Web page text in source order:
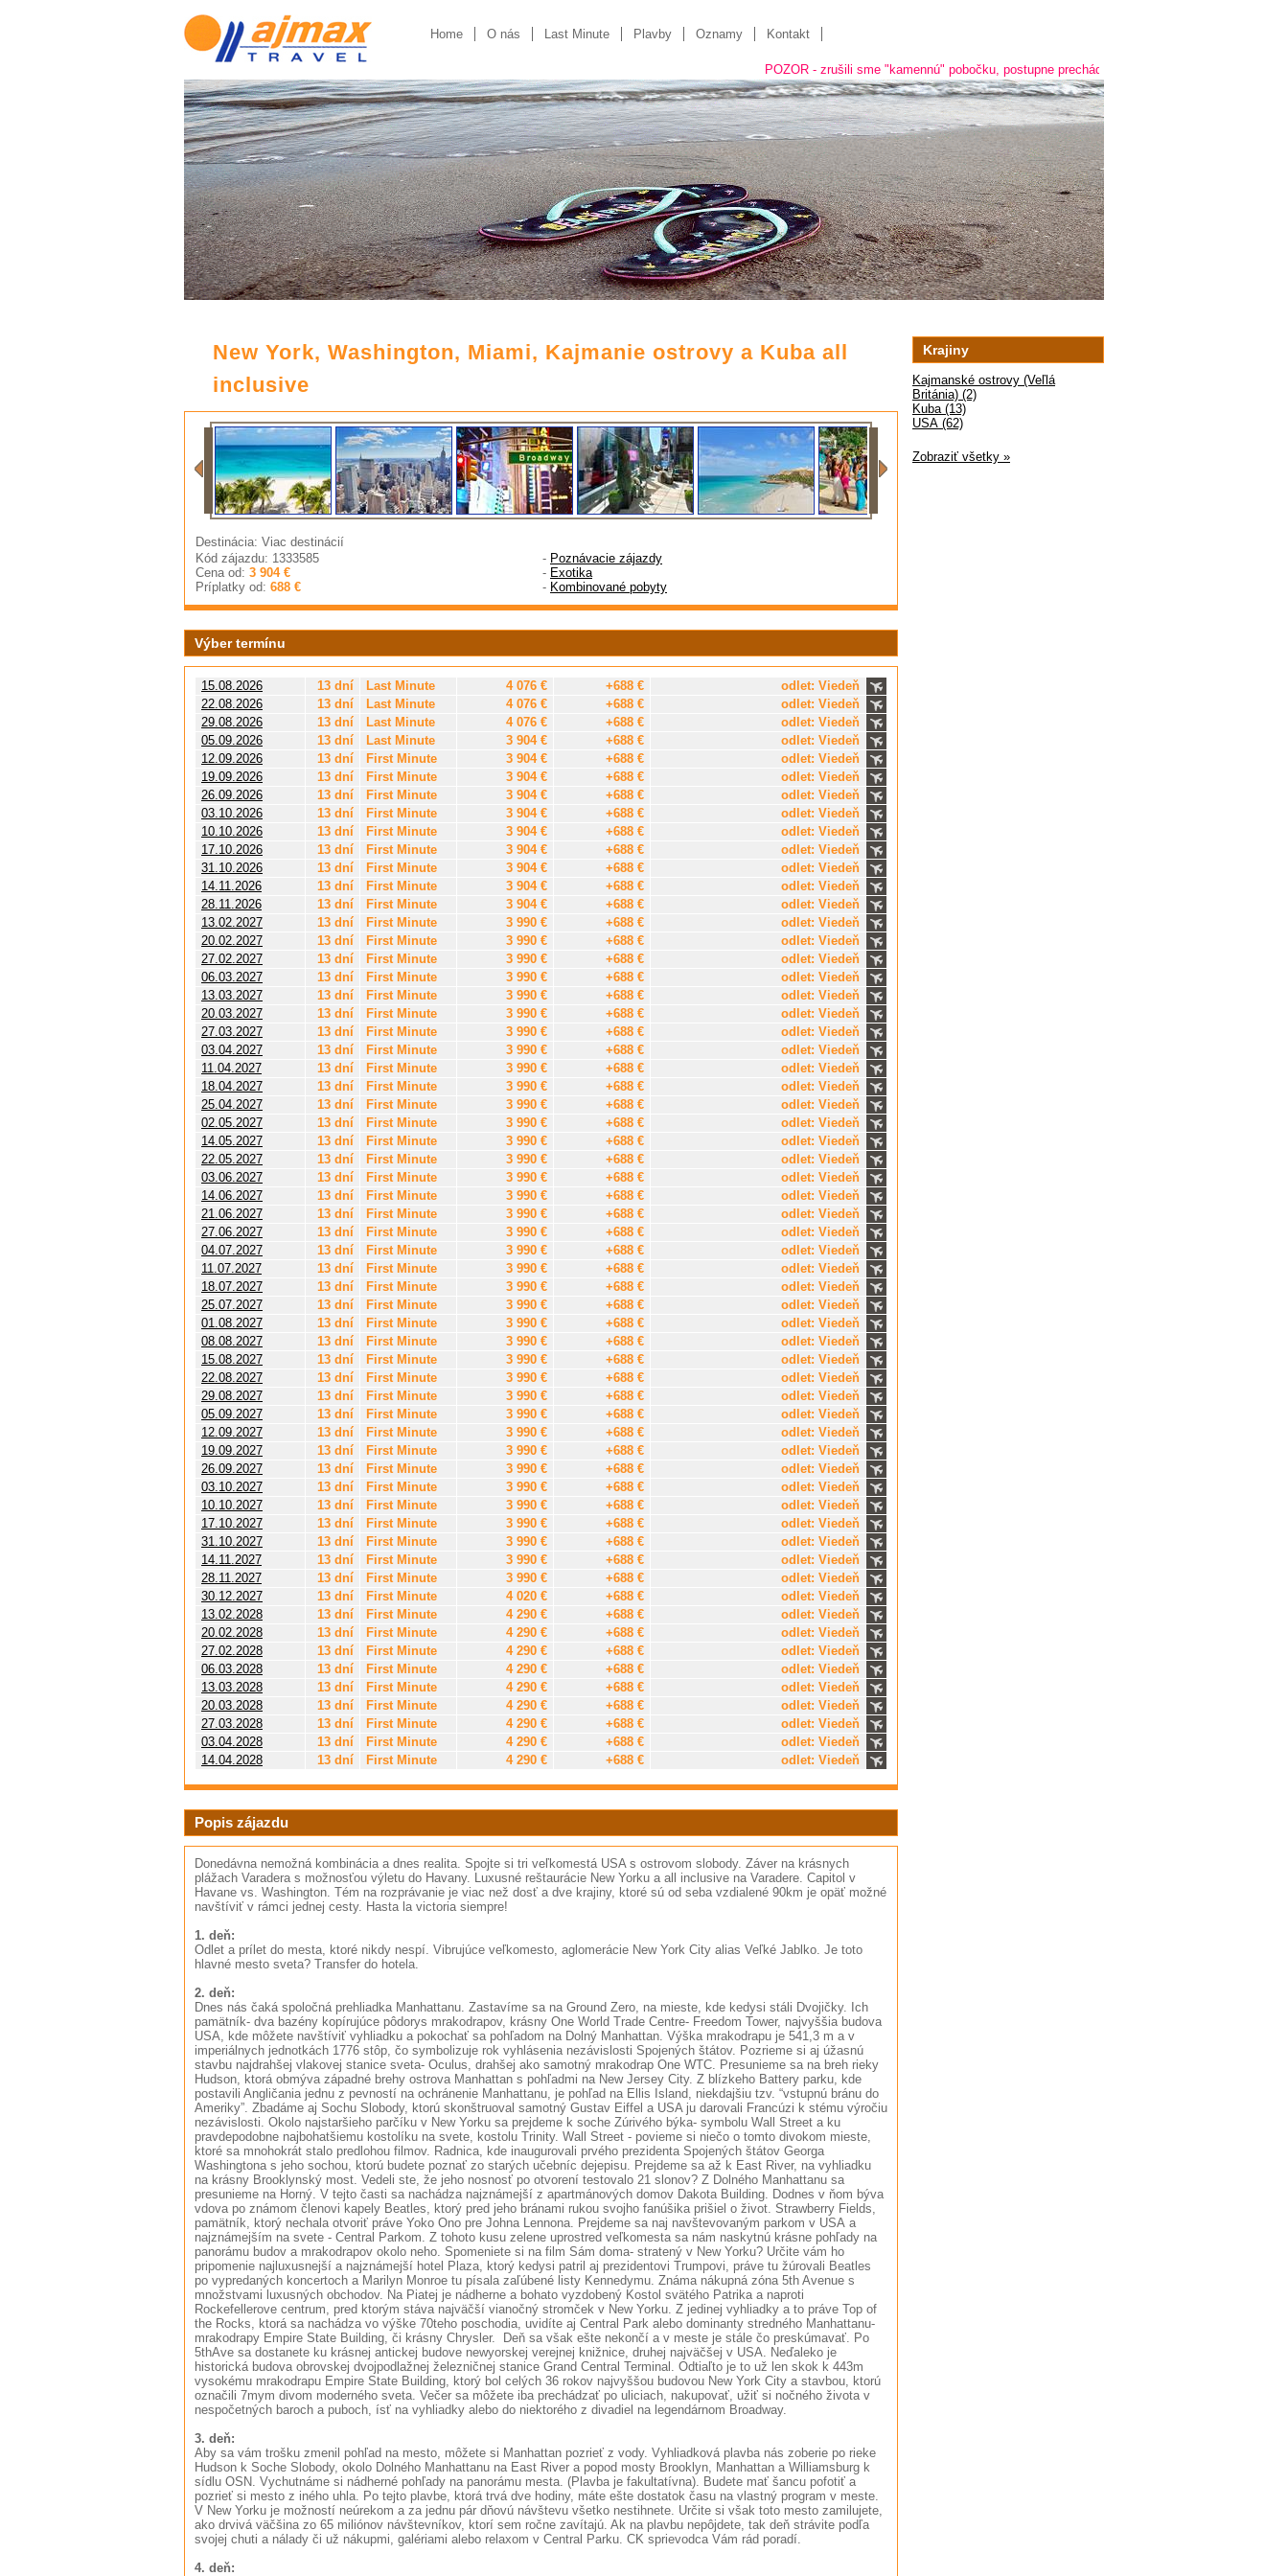
Home O nás Last Minute Plavby Oznamy Kontakt
POZOR - zrušili sme "kamennú" pobočku, postupne prechádzame na online predaj a predaj cez
New York, Washington, Miami, Kajmanie ostrovy a Kuba all
inclusive
Destinácia: Viac destinácií
Kód zájazdu: 1333585
Cena od: 3 904 €
Príplatky od: 688 €
- Poznávacie zájazdy
- Exotika
- Kombinované pobyty
Výber termínu
15.08.2026 13 dní Last Minute 4 076 € +688 €
odlet: Viedeň
22.08.2026
13 dní Last Minute 4 076 € +688 €
odlet: Viedeň
29.08.2026
13 dní Last Minute 4 076 € +688 €
odlet: Viedeň
05.09.2026
13 dní Last Minute 3 904 € +688 €
odlet: Viedeň
12.09.2026
13 dní First Minute 3 904 € +688 €
odlet: Viedeň
19.09.2026
13 dní First Minute 3 904 € +688 €
odlet: Viedeň
26.09.2026
13 dní First Minute 3 904 € +688 €
odlet: Viedeň
03.10.2026
13 dní First Minute 3 904 € +688 €
odlet: Viedeň
10.10.2026
13 dní First Minute 3 904 € +688 €
odlet: Viedeň
17.10.2026
13 dní First Minute 3 904 € +688 €
odlet: Viedeň
31.10.2026
13 dní First Minute 3 904 € +688 €
odlet: Viedeň
14.11.2026
13 dní First Minute 3 904 € +688 €
odlet: Viedeň
28.11.2026
13 dní First Minute 3 904 € +688 €
odlet: Viedeň
13.02.2027
13 dní First Minute 3 990 € +688 €
odlet: Viedeň
20.02.2027
13 dní First Minute 3 990 € +688 €
odlet: Viedeň
27.02.2027
13 dní First Minute 3 990 € +688 €
odlet: Viedeň
06.03.2027
13 dní First Minute 3 990 € +688 €
odlet: Viedeň
13.03.2027
13 dní First Minute 3 990 € +688 €
odlet: Viedeň
20.03.2027
13 dní First Minute 3 990 € +688 €
odlet: Viedeň
27.03.2027
13 dní First Minute 3 990 € +688 €
odlet: Viedeň
03.04.2027
13 dní First Minute 3 990 € +688 €
odlet: Viedeň
11.04.2027
13 dní First Minute 3 990 € +688 €
odlet: Viedeň
18.04.2027
13 dní First Minute 3 990 € +688 €
odlet: Viedeň
25.04.2027
13 dní First Minute 3 990 € +688 €
odlet: Viedeň
02.05.2027
13 dní First Minute 3 990 € +688 €
odlet: Viedeň
14.05.2027
13 dní First Minute 3 990 € +688 €
odlet: Viedeň
22.05.2027
13 dní First Minute 3 990 € +688 €
odlet: Viedeň
03.06.2027
13 dní First Minute 3 990 € +688 €
odlet: Viedeň
14.06.2027
13 dní First Minute 3 990 € +688 €
odlet: Viedeň
21.06.2027
13 dní First Minute 3 990 € +688 €
odlet: Viedeň
27.06.2027
13 dní First Minute 3 990 € +688 €
odlet: Viedeň
04.07.2027
13 dní First Minute 3 990 € +688 €
odlet: Viedeň
11.07.2027
13 dní First Minute 3 990 € +688 €
odlet: Viedeň
18.07.2027
13 dní First Minute 3 990 € +688 €
odlet: Viedeň
25.07.2027
13 dní First Minute 3 990 € +688 €
odlet: Viedeň
01.08.2027
13 dní First Minute 3 990 € +688 €
odlet: Viedeň
08.08.2027
13 dní First Minute 3 990 € +688 €
odlet: Viedeň
15.08.2027
13 dní First Minute 3 990 € +688 €
odlet: Viedeň
22.08.2027
13 dní First Minute 3 990 € +688 €
odlet: Viedeň
29.08.2027
13 dní First Minute 3 990 € +688 €
odlet: Viedeň
05.09.2027
13 dní First Minute 3 990 € +688 €
odlet: Viedeň
12.09.2027
13 dní First Minute 3 990 € +688 €
odlet: Viedeň
19.09.2027
13 dní First Minute 3 990 € +688 €
odlet: Viedeň
26.09.2027
13 dní First Minute 3 990 € +688 €
odlet: Viedeň
03.10.2027
13 dní First Minute 3 990 € +688 €
odlet: Viedeň
10.10.2027
13 dní First Minute 3 990 € +688 €
odlet: Viedeň
17.10.2027
13 dní First Minute 3 990 € +688 €
odlet: Viedeň
31.10.2027
13 dní First Minute 3 990 € +688 €
odlet: Viedeň
14.11.2027
13 dní First Minute 3 990 € +688 €
odlet: Viedeň
28.11.2027
13 dní First Minute 3 990 € +688 €
odlet: Viedeň
30.12.2027
13 dní First Minute 4 020 € +688 €
odlet: Viedeň
13.02.2028
13 dní First Minute 4 290 € +688 €
odlet: Viedeň
20.02.2028
13 dní First Minute 4 290 € +688 €
odlet: Viedeň
27.02.2028
13 dní First Minute 4 290 € +688 €
odlet: Viedeň
06.03.2028
13 dní First Minute 4 290 € +688 €
odlet: Viedeň
13.03.2028
13 dní First Minute 4 290 € +688 €
odlet: Viedeň
20.03.2028
13 dní First Minute 4 290 € +688 €
odlet: Viedeň
27.03.2028
13 dní First Minute 4 290 € +688 €
odlet: Viedeň
03.04.2028
13 dní First Minute 4 290 € +688 €
odlet: Viedeň
14.04.2028
13 dní First Minute 4 290 € +688 € odlet: Viedeň
Popis zájazdu
Donedávna nemožná kombinácia a dnes realita. Spojte si tri veľkomestá USA s ostrovom slobody. Záver na krásnych
plážach Varadera s možnosťou výletu do Havany. Luxusné reštaurácie New Yorku a all inclusive na Varadere. Capitol v
Havane vs. Washington. Tém na rozprávanie je viac než dosť a dve krajiny, ktoré sú od seba vzdialené 90km je opäť možné
navštíviť v rámci jednej cesty. Hasta la victoria siempre!
1. deň:
Odlet a prílet do mesta, ktoré nikdy nespí. Vibrujúce veľkomesto, aglomerácie New York City alias Veľké Jablko. Je toto
hlavné mesto sveta? Transfer do hotela.
2. deň:
Dnes nás čaká spoločná prehliadka Manhattanu. Zastavíme sa na Ground Zero, na mieste, kde kedysi stáli Dvojičky. Ich
pamätník- dva bazény kopírujúce pôdorys mrakodrapov, krásny One World Trade Centre- Freedom Tower, najvyššia budova
USA, kde môžete navštíviť vyhliadku a pokochať sa pohľadom na Dolný Manhattan. Výška mrakodrapu je 541,3 m a v
imperiálnych jednotkách 1776 stôp, čo symbolizuje rok vyhlásenia nezávislosti Spojených štátov. Pozrieme si aj úžasnú
stavbu najdrahšej vlakovej stanice sveta- Oculus, drahšej ako samotný mrakodrap One WTC. Presunieme sa na breh rieky
Hudson, ktorá obmýva západné brehy ostrova Manhattan s pohľadmi na New Jersey City. Z blízkeho Battery parku, kde
postavili Angličania jednu z pevností na ochránenie Manhattanu, je pohľad na Ellis Island, niekdajšiu tzv. “vstupnú bránu do
Ameriky”. Zbadáme aj Sochu Slobody, ktorú skonštruoval samotný Gustav Eiffel a USA ju darovali Francúzi k stému výročiu
nezávislosti. Okolo najstaršieho parčíku v New Yorku sa prejdeme k soche Zúrivého býka- symbolu Wall Street a ku
pravdepodobne najbohatšiemu kostolíku na svete, kostolu Trinity. Wall Street - povieme si niečo o tomto divokom mieste,
ktoré sa mnohokrát stalo predlohou filmov. Radnica, kde inaugurovali prvého prezidenta Spojených štátov Georga
Washingtona s jeho sochou, ktorú budete poznať zo starých učebníc dejepisu. Prejdeme sa až k East River, na vyhliadku
na krásny Brooklynský most. Vedeli ste, že jeho nosnosť po otvorení testovalo 21 slonov? Z Dolného Manhattanu sa
presunieme na Horný. V tejto časti sa nachádza najznámejší z apartmánových domov Dakota Building. Dodnes v ňom býva
vdova po známom členovi kapely Beatles, ktorý pred jeho bránami rukou svojho fanúšika prišiel o život. Strawberry Fields,
pamätník, ktorý nechala otvoriť práve Yoko Ono pre Johna Lennona. Prejdeme sa naj navštevovaným parkom v USA a
najznámejším na svete - Central Parkom. Z tohoto kusu zelene uprostred veľkomesta sa nám naskytnú krásne pohľady na
panorámu budov a mrakodrapov okolo neho. Spomeniete si na film Sám doma- stratený v New Yorku? Určite vám ho
pripomenie najluxusnejší a najznámejší hotel Plaza, ktorý kedysi patril aj prezidentovi Trumpovi, práve tu žúrovali Beatles
po vypredaných koncertoch a Marilyn Monroe tu písala zaľúbené listy Kennedymu. Známa nákupná zóna 5th Avenue s
množstvami luxusných obchodov. Na Piatej je nádherne a bohato vyzdobený Kostol svätého Patrika a naproti
Rockefellerove centrum, pred ktorým stáva najväčší vianočný stromček v New Yorku. Z jedinej vyhliadky a to práve Top of
the Rocks, ktorá sa nachádza vo výške 70teho poschodia, uvidíte aj Central Park alebo dominanty stredného Manhattanu-
mrakodrapy Empire State Building, či krásny Chrysler. Deň sa však ešte nekončí a v meste je stále čo preskúmavať. Po
5thAve sa dostanete ku krásnej antickej budove newyorskej verejnej knižnice, druhej najväčšej v USA. Neďaleko je
historická budova obrovskej dvojpodlažnej železničnej stanice Grand Central Terminal. Odtiaľto je to už len skok k 443m
vysokému mrakodrapu Empire State Building, ktorý bol celých 36 rokov najvyššou budovou New York City a stavbou, ktorú
označili 7mym divom moderného sveta. Večer sa môžete iba prechádzať po uliciach, nakupovať, užiť si nočného života v
nespočetných baroch a puboch, ísť na vyhliadky alebo do niektorého z divadiel na legendárnom Broadway.
3. deň:
Aby sa vám trošku zmenil pohľad na mesto, môžete si Manhattan pozrieť z vody. Vyhliadková plavba nás zoberie po rieke
Hudson k Soche Slobody, okolo Dolného Manhattanu na East River a popod mosty Brooklyn, Manhattan a Williamsburg k
sídlu OSN. Vychutnáme si nádherné pohľady na panorámu mesta. (Plavba je fakultatívna). Budete mať šancu pofotiť a
pozrieť si mesto z iného uhla. Po tejto plavbe, ktorá trvá dve hodiny, máte ešte dostatok času na vlastný program v meste.
V New Yorku je možností neúrekom a za jednu pár dňovú návštevu všetko nestihnete. Určite si však toto mesto zamilujete,
ako drvivá väčšina zo 65 miliónov návštevníkov, ktorí sem ročne zavítajú. Ak na plavbu nepôjdete, tak deň strávite podľa
svojej chuti a nálady či už nákupmi, galériami alebo relaxom v Central Parku. CK sprievodca Vám rád poradí.
4. deň:
Krajiny
Kajmanské ostrovy (Veľlá
Británia) (2)
Kuba (13)
USA (62)
Zobraziť všetky »